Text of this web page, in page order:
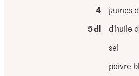
4
jaunes
5 dl
d’huile
sel
poivre